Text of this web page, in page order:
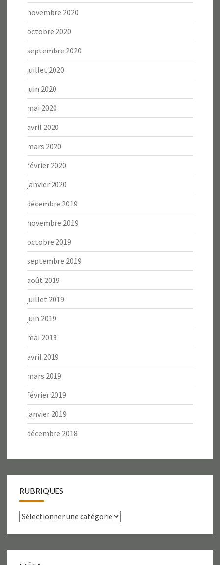
novembre 2020
octobre 2020
septembre 2020
juillet 2020
juin 2020
mai 2020
avril 2020
mars 2020
février 2020
janvier 2020
décembre 2019
novembre 2019
octobre 2019
septembre 2019
août 2019
juillet 2019
juin 2019
mai 2019
avril 2019
mars 2019
février 2019
janvier 2019
décembre 2018
RUBRIQUES
Rubriques